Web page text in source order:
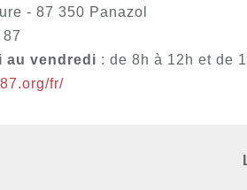
- 87 350 Panazol
au vendredi : de 8h à 12h et de
fr/